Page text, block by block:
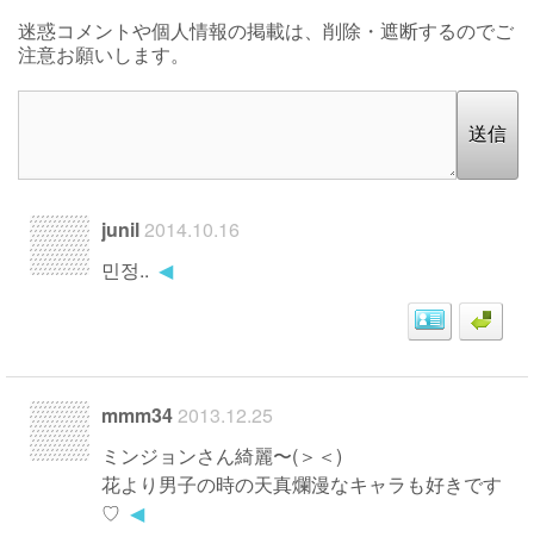
迷惑コメントや個人情報の掲載は、削除・遮断するのでご
注意お願いします。
送信
junil2014.10.16
민정.. ◀
mmm342013.12.25
ミンジョンさん綺麗〜(＞＜)
花より男子の時の天真爛漫なキャラも好きです
♡ ◀